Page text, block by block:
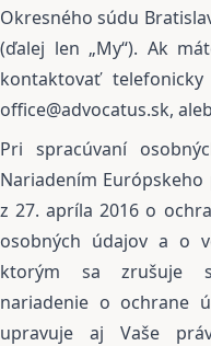
Okresného súdu
(ďalej len „My“). Ak
kontaktovať
office@advocatus.sk,
Pri spracúvaní
Nariadením Európskeho
z 27. apríla 2016 o
osobných údajov a o
ktorým sa zrušuje
nariadenie o ochrane
upravuje aj Vaše